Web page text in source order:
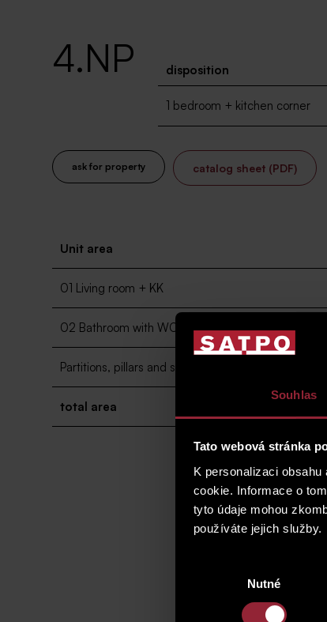
Souhlas
Tato webová stránka
K personalizaci
cookie. Informace o
tyto údaje mohou
používáte jejich služby.
Nutné
4.NP disposition
1 bedroom + kitchen corner
ask for property catalog sheet (PDF)
Unit area
01 Living room + KK
02 Bathroom with WC
Partitions, pillars and shafts
total area